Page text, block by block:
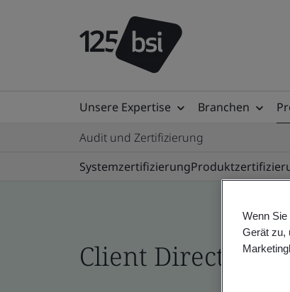
Unsere Expertise Branchen
Audit und Zertifizierung
Systemzertifizierung
Client Directory
Wenn
Gerät zu,